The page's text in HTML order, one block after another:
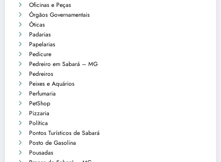
Oficinas e Peças
Órgãos Governamentais
Óticas
Padarias
Papelarias
Pedicure
Pedreiro em Sabará – MG
Pedreiros
Peixes e Aquários
Perfumaria
PetShop
Pizzaria
Política
Pontos Turísticos de Sabará
Posto de Gasolina
Pousadas